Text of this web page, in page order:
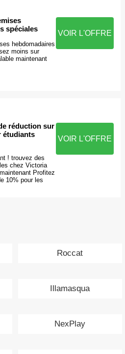
spéciales
hebdomadaires
moins sur
maintenant
VOIR L'OFFRE
réduction sur
étudiants
! trouvez des
chez Victoria
Profitez
10% pour les
VOIR L'OFFRE
Roccat
Illamasqua
NexPlay